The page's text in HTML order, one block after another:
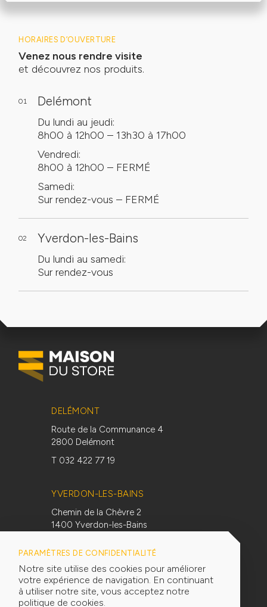
PARAMÈTRES DE CONFIDENTIALITÉ
Notre site utilise des cookies pour améliorer
votre expérience de navigation. En continuant
à utiliser notre site, vous acceptez notre
politique de cookies.
HORAIRES D’OUVERTURE
Venez nous rendre visite
et découvrez nos produits.
01 Delémont
Du lundi au jeudi:
8h00 à 12h00 – 13h30 à 17h00
Vendredi:
8h00 à 12h00 – FERMÉ
Samedi:
Sur rendez-vous – FERMÉ
02 Yverdon-les-Bains
Du lundi au samedi:
Sur rendez-vous
DELÉMONT
Route de la Communance 4
2800 Delémont
T 032 422 77 19
YVERDON-LES-BAINS
Chemin de la Chèvre 2
1400 Yverdon-les-Bains
SUIVEZ-NOUS